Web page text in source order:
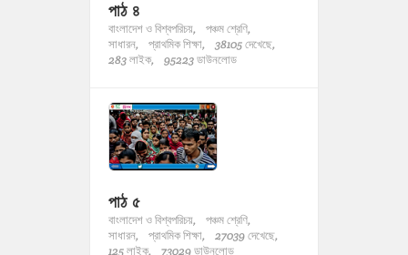
পাঠ ৪
বাংলাদেশ ও বিশ্বপরিচয়,
পঞ্চম শ্রেণি,
সাধারন,
প্রাথমিক শিক্ষা,
38105 দেখেছে,
283 লাইক,
95223 ডাউনলোড
পাঠ ৫
বাংলাদেশ ও বিশ্বপরিচয়,
পঞ্চম শ্রেণি,
সাধারন,
প্রাথমিক শিক্ষা,
27039 দেখেছে,
125 লাইক,
73029 ডাউনলোড